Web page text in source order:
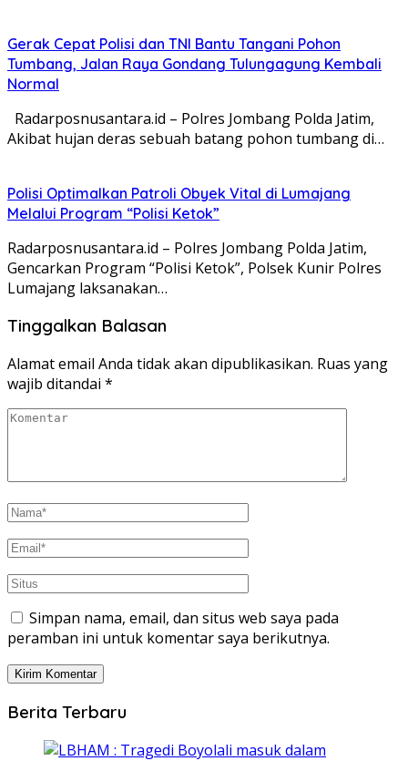
Gerak Cepat Polisi dan TNI Bantu Tangani Pohon
Tumbang, Jalan Raya Gondang Tulungagung Kembali
Normal
Radarposnusantara.id – Polres Jombang Polda Jatim,
Akibat hujan deras sebuah batang pohon tumbang di…
Polisi Optimalkan Patroli Obyek Vital di Lumajang
Melalui Program “Polisi Ketok”
Radarposnusantara.id – Polres Jombang Polda Jatim,
Gencarkan Program “Polisi Ketok”, Polsek Kunir Polres
Lumajang laksanakan…
Tinggalkan Balasan
Alamat email Anda tidak akan dipublikasikan. Ruas yang
wajib ditandai *
Simpan nama, email, dan situs web saya pada
peramban ini untuk komentar saya berikutnya.
Berita Terbaru